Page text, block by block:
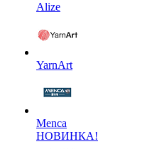
Alize
YarnArt
Menca
НОВИНКА!